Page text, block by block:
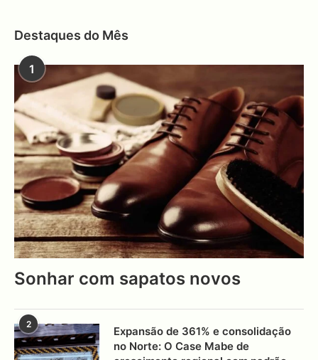
Destaques do Mês
1
Sonhar com sapatos novos
2
Expansão de 361% e consolidação
no Norte: O Case Mabe de